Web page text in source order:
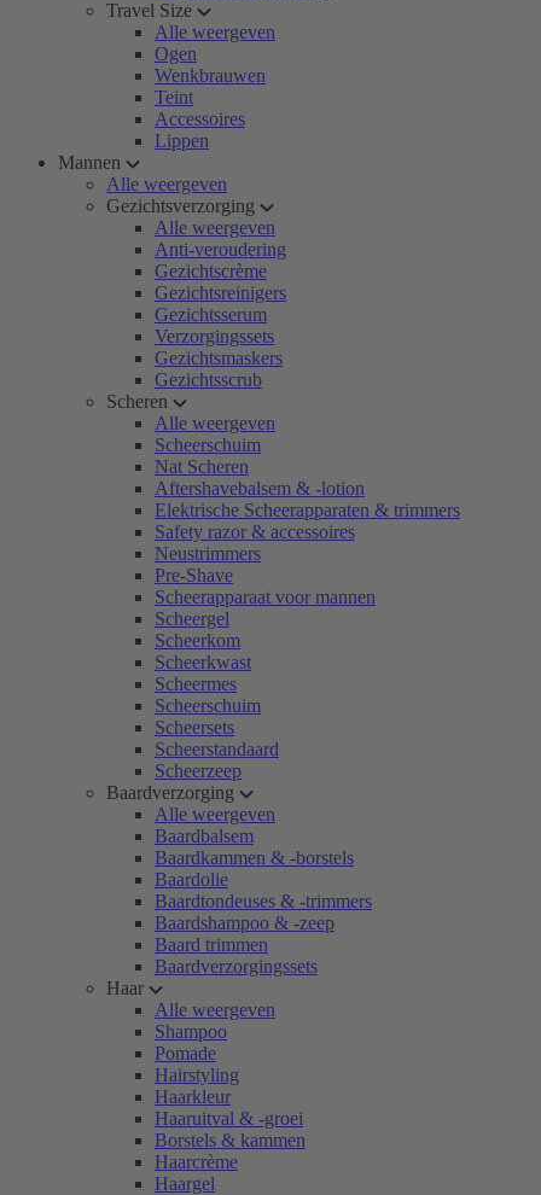
Travel Size
Alle weergeven
Ogen
Wenkbrauwen
Teint
Accessoires
Lippen
Mannen
Alle weergeven
Gezichtsverzorging
Alle weergeven
Anti-veroudering
Gezichtscrème
Gezichtsreinigers
Gezichtsserum
Verzorgingssets
Gezichtsmaskers
Gezichtsscrub
Scheren
Alle weergeven
Scheerschuim
Nat Scheren
Aftershavebalsem & -lotion
Elektrische Scheerapparaten & trimmers
Safety razor & accessoires
Neustrimmers
Pre-Shave
Scheerapparaat voor mannen
Scheergel
Scheerkom
Scheerkwast
Scheermes
Scheerschuim
Scheersets
Scheerstandaard
Scheerzeep
Baardverzorging
Alle weergeven
Baardbalsem
Baardkammen & -borstels
Baardolie
Baardtondeuses & -trimmers
Baardshampoo & -zeep
Baard trimmen
Baardverzorgingssets
Haar
Alle weergeven
Shampoo
Pomade
Hairstyling
Haarkleur
Haaruitval & -groei
Borstels & kammen
Haarcrème
Haargel